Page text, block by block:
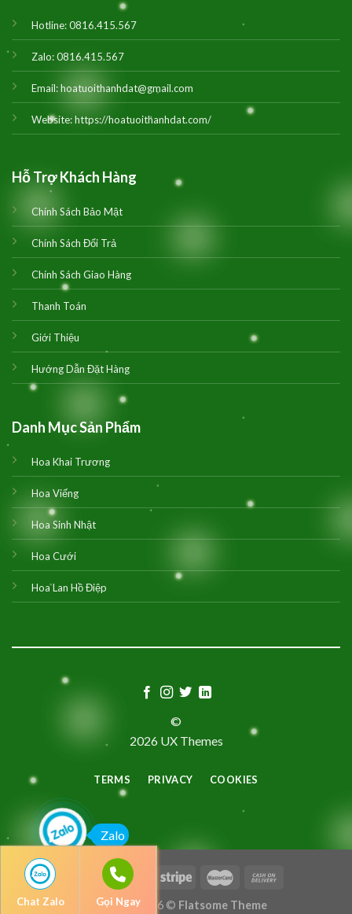
Hotline:0816.415.567
Zalo:0816.415.567
Email:hoatuoithanhdat@gmail.com
Website:https://hoatuoithanhdat.com/
Hỗ Trợ Khách Hàng
Chính Sách Bảo Mật
Chính Sách Đổi Trả
Chính Sách Giao Hàng
Thanh Toán
Giới Thiệu
Hướng Dẫn Đặt Hàng
Danh Mục Sản Phẩm
Hoa Khai Trương
Hoa Viếng
Hoa Sinh Nhật
Hoa Cưới
Hoa Lan Hồ Điệp
©
2026 UX Themes
TERMS PRIVACY COOKIES
Copyright 2026 © Flatsome Theme
Zalo
Chat Zalo Gọi Ngay